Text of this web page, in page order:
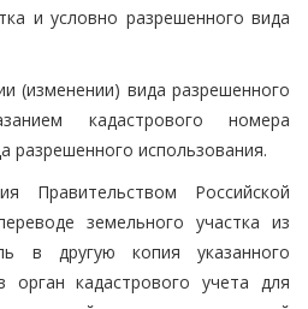
и условно разрешенного вида
(изменении) вида разрешенного
кадастрового номера
разрешенного использования.
Правительством Российской
земельного участка из
в другую копия указанного
орган кадастрового учета для